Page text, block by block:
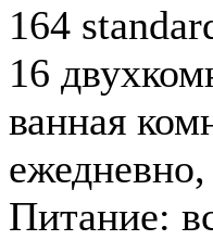
164
16
ванная
Питание: